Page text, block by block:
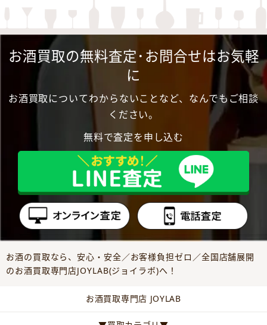
お酒買取の無料査定･お問合せはお気軽
に
お酒買取についてわからないことなど、なんでもご相談
ください。
無料で査定を申し込む
お酒の買取なら、安心・安全／お客様負担ゼロ／全国店舗展開
のお酒買取専門店JOYLAB(ジョイラボ)へ！
お酒買取専門店 JOYLAB